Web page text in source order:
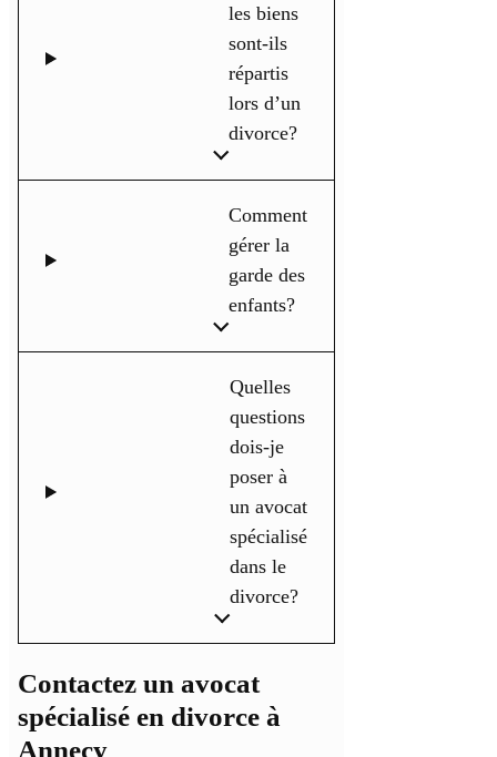
les biens
sont-ils
répartis
lors d’un
divorce?
Comment
gérer la
garde des
enfants?
Quelles
questions
dois-je
poser à
un avocat
spécialisé
dans le
divorce?
Contactez un avocat
spécialisé en divorce à
Annecy